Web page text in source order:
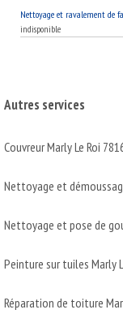
Nettoyage et ravalement de
indisponible
Autres services
Couvreur Marly Le Roi
Nettoyage et
Nettoyage et pose de
Peinture sur tuiles Marly
Réparation de toiture